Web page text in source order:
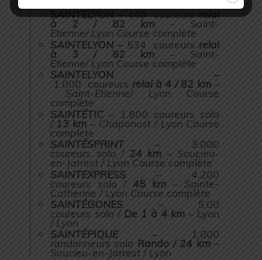
SAINTELYON –440 coureursrelai
à 2 / 82 km– Saint-
Etienne/ Lyon Course complète
SAINTELYON – 534 coureurs relai
à 3 / 82 km– Saint-
Etienne/ Lyon Course complète
SAINTELYON –
1.000 coureurs relai à 4 / 82 km–
Saint-Etienne/ Lyon Course
complète
SAINTÉTIC– 1.800 coureurs solo
/ 13 km – Chaponost / Lyon Course
complète
SAINTÉSPRINT– 3.000
coureurs solo / 24 km – Soucieu-
en-Jarrest / Lyon Course complète
SAINTEXPRESS– 4.200
coureurs solo / 45 km – Sainte-
Catherine / Lyon Course complète
SAINTÉGONES– 5.00
coureurs solo / De 1 à 4 km – Lyon
/ Lyon
SAINTÉPIQUE– 1.800
randonneurs solo Rando / 24 km–
Soucieu-en-Jarrest / Lyon